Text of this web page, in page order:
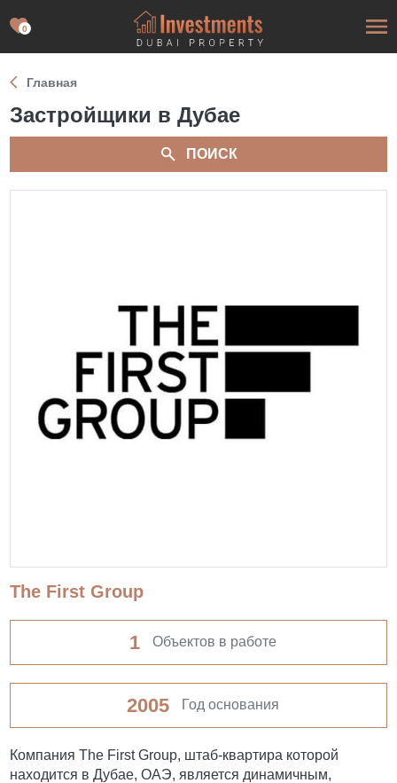
0
Главная
Застройщики в Дубае
ПОИСК
The First Group
1 Объектов в работе
2005 Год основания
Компания The First Group, штаб-квартира которой
находится в Дубае, ОАЭ, является динамичным,